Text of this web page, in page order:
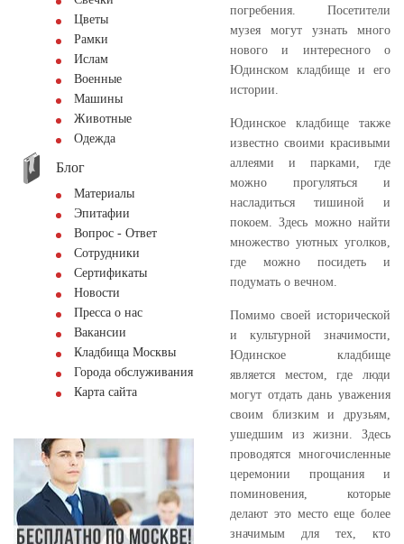
Цветы
Рамки
Ислам
Военные
Машины
Животные
Одежда
Блог
Материалы
Эпитафии
Вопрос - Ответ
Сотрудники
Сертификаты
Новости
Пресса о нас
Вакансии
Кладбища Москвы
Города обслуживания
Карта сайта
погребения. Посетители
музея могут узнать много
нового и интересного о
Юдинском кладбище и его
истории.
Юдинское кладбище также
известно своими красивыми
аллеями и парками, где
можно прогуляться и
насладиться тишиной и
покоем. Здесь можно найти
множество уютных уголков,
где можно посидеть и
подумать о вечном.
Помимо своей исторической
и культурной значимости,
Юдинское кладбище
является местом, где люди
могут отдать дань уважения
своим близким и друзьям,
ушедшим из жизни. Здесь
проводятся многочисленные
церемонии прощания и
поминовения, которые
делают это место еще более
значимым для тех, кто